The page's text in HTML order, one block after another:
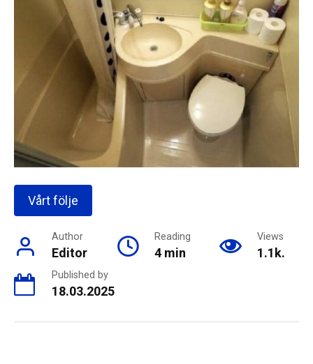
Vårt följe
Author
Editor
Reading
4 min
Views
1.1k.
Published by
18.03.2025